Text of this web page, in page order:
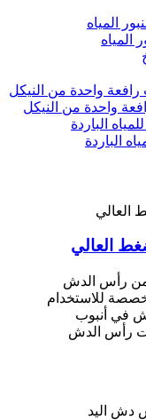
المياه
واحدة من النيكل
العالي
من رأس الدش
للاستخدام
في أنبوب
رأس الدش